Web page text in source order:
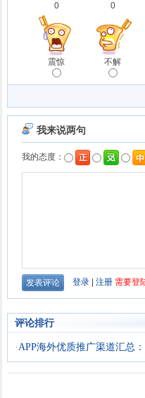
0
震惊
0
不解
评论排行
·APP海外优质推广渠道汇总